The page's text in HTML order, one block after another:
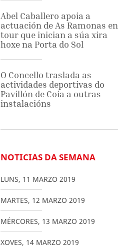
Abel Caballero apoia a
actuación de As Ramonas en
tour que inician a súa xira
hoxe na Porta do Sol
O Concello traslada as
actividades deportivas do
Pavillón de Coia a outras
instalacións
NOTICIAS DA SEMANA
LUNS, 11 MARZO 2019
MARTES, 12 MARZO 2019
MÉRCORES, 13 MARZO 2019
XOVES, 14 MARZO 2019